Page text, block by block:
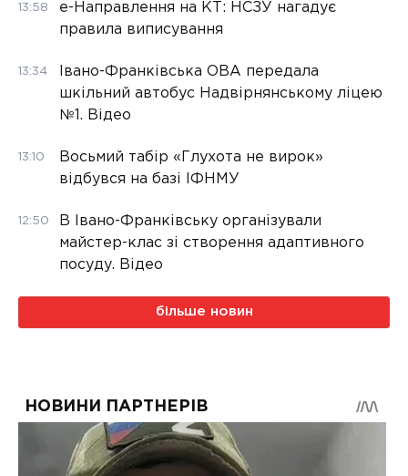
13:58
е-Направлення на КТ: НСЗУ нагадує
правила виписування
13:34
Івано-Франківська ОВА передала
шкільний автобус Надвірнянському ліцею
№1. Відео
13:10
Восьмий табір «Глухота не вирок»
відбувся на базі ІФНМУ
12:50
В Івано-Франківську організували
майстер-клас зі створення адаптивного
посуду. Відео
більше новин